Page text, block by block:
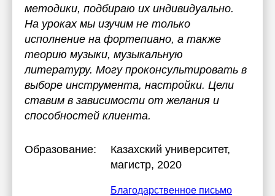
методики, подбираю их индивидуально.
На уроках мы изучим не только
исполнение на фортепиано, а также
теорию музыки, музыкальную
литературу. Могу проконсультировать в
выборе инструмента, настройки. Цели
ставим в зависимости от желания и
способностей клиента.
Образование: Казахский университет,
магистр, 2020
Благодарственное письмо